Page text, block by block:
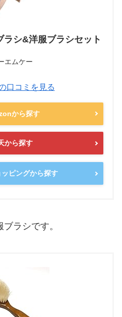
ラシ&洋服ブラシセット
エムケー
口コミを見る
から探す
から探す
ピングから探す
ラシです。